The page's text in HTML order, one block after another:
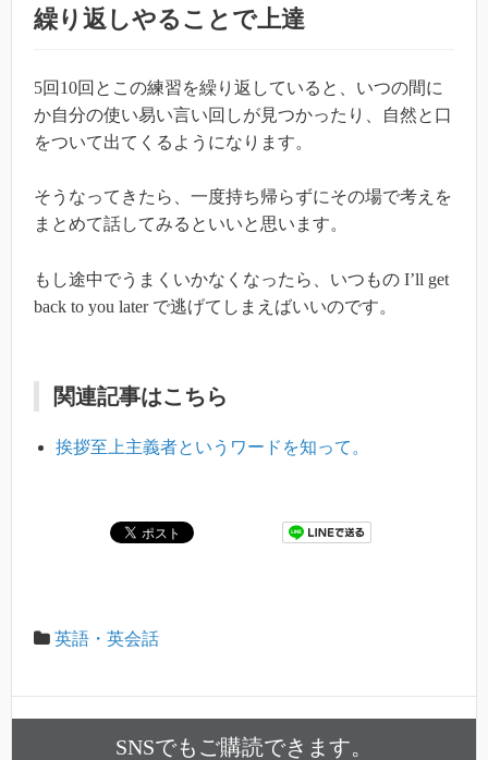
繰り返しやることで上達
5回 10回とこの練習を繰り返していると、いつの間に
か自分の使い易い言い回しが見つかったり、自然と口
をついて出てくるようになります。
そうなってきたら、一度持ち帰らずにその場で考えを
まとめて話してみるといいと思います。
もし途中でうまくいかなくなったら、いつもの I’ll get
back to you later で逃げてしまえばいいのです。
関連記事はこちら
挨拶至上主義者というワードを知って。
英語・英会話
SNSでもご購読できます。